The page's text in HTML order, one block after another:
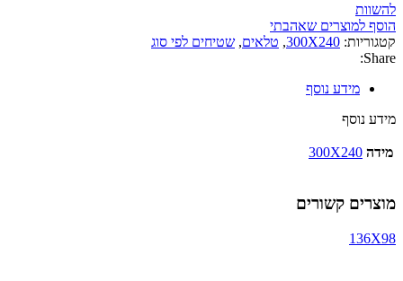
להשוות
הוסף למוצרים שאהבתי
קטגוריות: 300X240
, טלאים, שטיחים לפי סוג
Share:
מידע נוסף
מידע נוסף
מידה 300X240
מוצרים קשורים
136X98